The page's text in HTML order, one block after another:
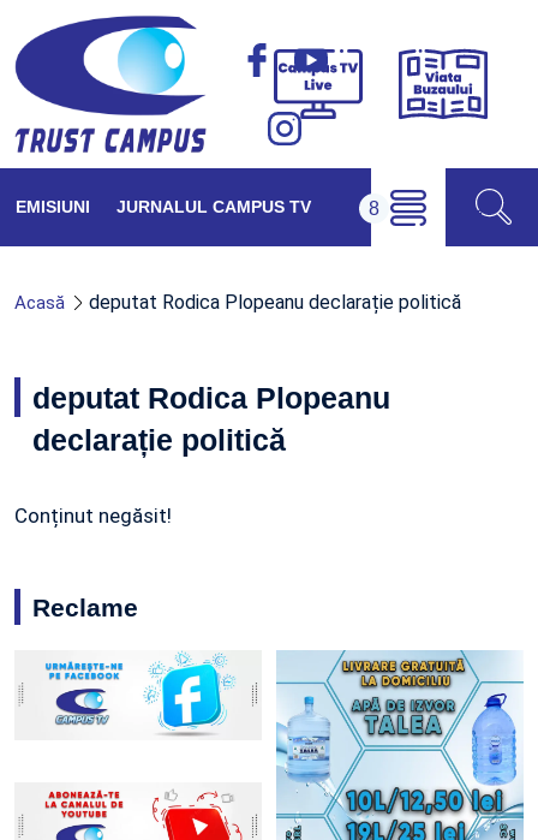
Campus
Viața
EMISIUNI JURNALUL CAMPUS TV
Acasă deputat Rodica Plopeanu declarație politică
deputat Rodica Plopeanu
declarație politică
Conținut negăsit!
Reclame